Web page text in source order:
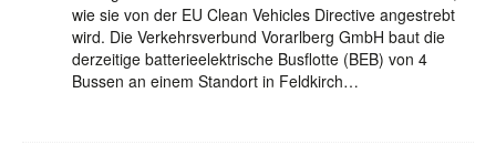
wie sie von der EU Clean Vehicles Directive angestrebt
wird. Die Verkehrsverbund Vorarlberg GmbH baut die
derzeitige batterieelektrische Busflotte (BEB) von 4
Bussen an einem Standort in Feldkirch…